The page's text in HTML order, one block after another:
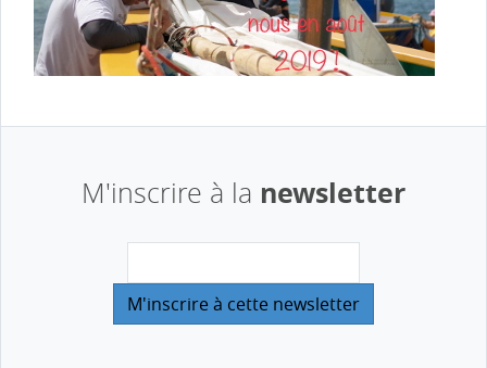
M'inscrire à la newsletter